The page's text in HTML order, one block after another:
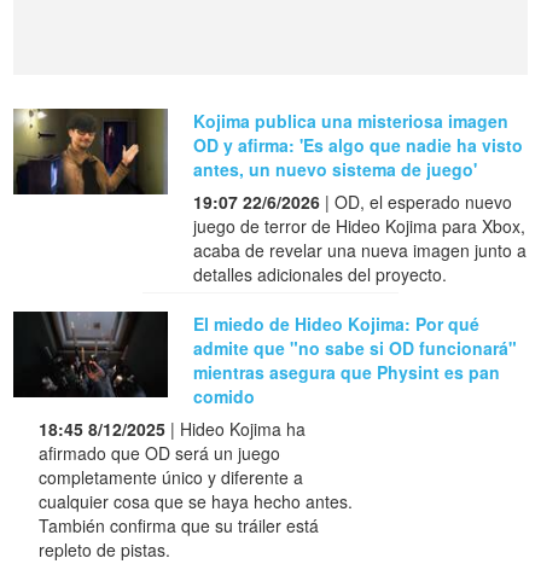
Kojima publica una misteriosa imagen
OD y afirma: 'Es algo que nadie ha visto
antes, un nuevo sistema de juego'
19:07 22/6/2026 | OD, el esperado nuevo
juego de terror de Hideo Kojima para Xbox,
acaba de revelar una nueva imagen junto a
detalles adicionales del proyecto.
El miedo de Hideo Kojima: Por qué
admite que "no sabe si OD funcionará"
mientras asegura que Physint es pan
comido
18:45 8/12/2025 | Hideo Kojima ha
afirmado que OD será un juego
completamente único y diferente a
cualquier cosa que se haya hecho antes.
También confirma que su tráiler está
repleto de pistas.